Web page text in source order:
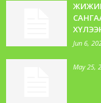
Jun 6,
May 25,